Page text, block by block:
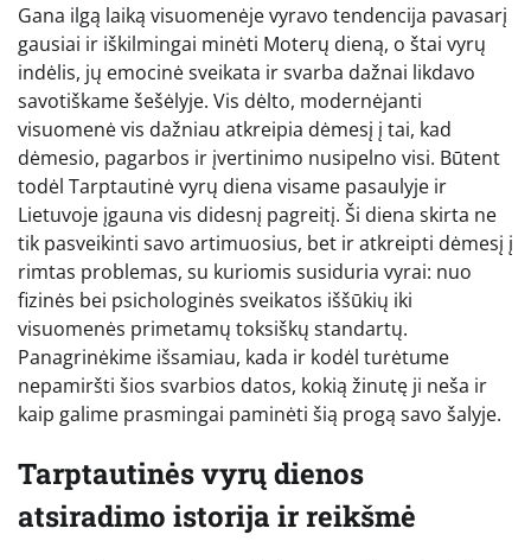
Gana ilgą laiką visuomenėje vyravo tendencija pavasarį
gausiai ir iškilmingai minėti Moterų dieną, o štai vyrų
indėlis, jų emocinė sveikata ir svarba dažnai likdavo
savotiškame šešėlyje. Vis dėlto, modernėjanti
visuomenė vis dažniau atkreipia dėmesį į tai, kad
dėmesio, pagarbos ir įvertinimo nusipelno visi. Būtent
todėl Tarptautinė vyrų diena visame pasaulyje ir
Lietuvoje įgauna vis didesnį pagreitį. Ši diena skirta ne
tik pasveikinti savo artimuosius, bet ir atkreipti dėmesį į
rimtas problemas, su kuriomis susiduria vyrai: nuo
fizinės bei psichologinės sveikatos iššūkių iki
visuomenės primetamų toksiškų standartų.
Panagrinėkime išsamiau, kada ir kodėl turėtume
nepamiršti šios svarbios datos, kokią žinutę ji neša ir
kaip galime prasmingai paminėti šią progą savo šalyje.
Tarptautinės vyrų dienos
atsiradimo istorija ir reikšmė